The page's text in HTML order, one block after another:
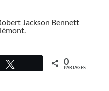
Jackson Bennett
.
0
PARTAGES